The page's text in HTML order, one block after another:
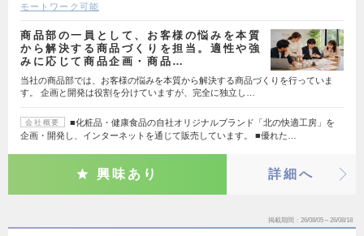
モートワーク可能
商品部の一員として、お客様の悩みを本質
から解決する商品づくりを担当。適性や強
みに応じて商品企画・商品…
当社の商品部では、お客様の悩みを本質から解決する商品づくりを行っていま
す。 企画と開発は役割を分けていますが、完全に独立し…
会社概要
■化粧品・健康食品の自社オリジナルブランド「北の快適工房」を
企画・開発し、インターネットを通じて販売しています。 ■優れた…
興味あり 詳細へ
掲載期間 26/08/05～26/08/18